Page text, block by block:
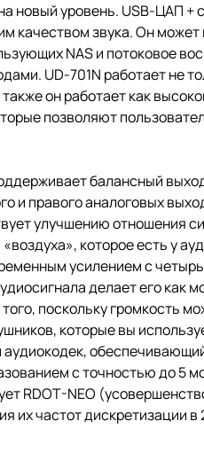
новый уровень. USB-ЦАП
качеством звука. Он
NAS и потоковое
UD-701N работает не
он работает как
позволяют
балансный
и правого аналоговых
улучшению отношения
которое есть у
усилением с
делает его как
поскольку громкость
которые вы
с точностью до 5
RDOT-NEO
их частот дискретизации